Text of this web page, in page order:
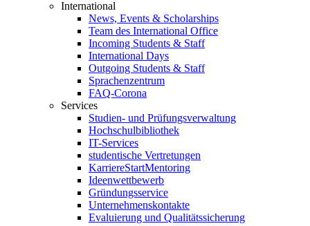
International
News, Events & Scholarships
Team des International Office
Incoming Students & Staff
International Days
Outgoing Students & Staff
Sprachenzentrum
FAQ-Corona
Services
Studien- und Prüfungsverwaltung
Hochschulbibliothek
IT-Services
studentische Vertretungen
KarriereStartMentoring
Ideenwettbewerb
Gründungsservice
Unternehmenskontakte
Evaluierung und Qualitätssicherung